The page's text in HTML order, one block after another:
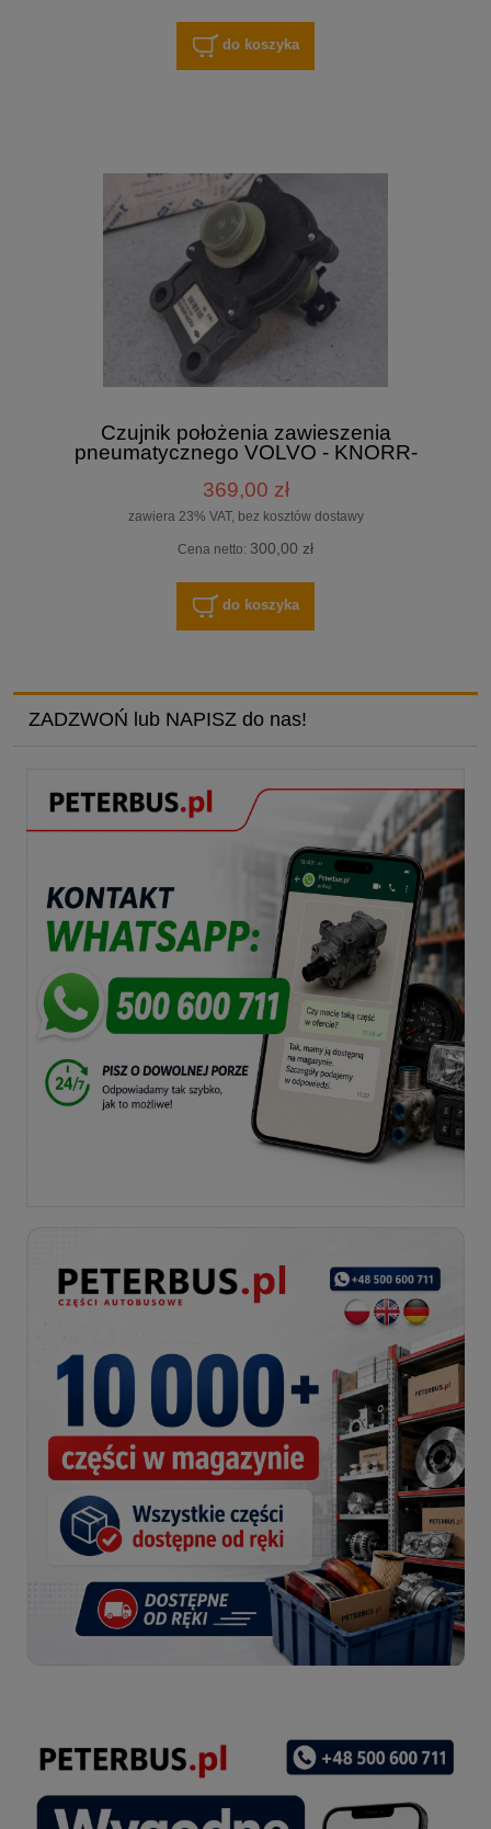
do koszyka
Czujnik położenia zawieszenia
pneumatycznego VOLVO - KNORR-
369,00 zł
zawiera 23% VAT, bez kosztów dostawy
Cena netto: 300,00 zł
do koszyka
ZADZWOŃ lub NAPISZ do nas!